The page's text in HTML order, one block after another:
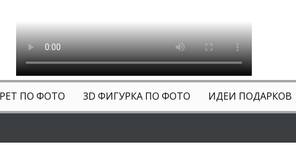
ПО ФОТО 3D ФИГУРКА ПО ФОТО ИДЕИ ПОДАРКОВ